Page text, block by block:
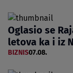
Oglasio se
letova ka i iz
BIZNIS07.08.